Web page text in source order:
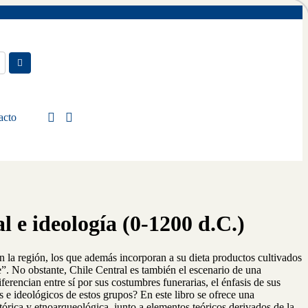
e ideología (0-1200 d.C.)
región, los que además incorporan a su dieta productos cultivados
No obstante, Chile Central es también el escenario de una
entre sí por sus costumbres funerarias, el énfasis de sus
ideológicos de estos grupos? En este libro se ofrece una